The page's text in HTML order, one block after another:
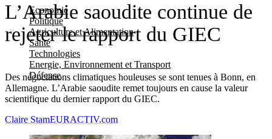
Economie
Politique
Agriculture et Alimentation
Santé
Technologies
Energie, Environnement et Transport
Défense
L’Arabie saoudite continue de
rejeter le rapport du GIEC
Des négociations climatiques houleuses se sont tenues à Bonn, en
Allemagne. L’Arabie saoudite remet toujours en cause la valeur
scientifique du dernier rapport du GIEC.
Claire StamEURACTIV.com